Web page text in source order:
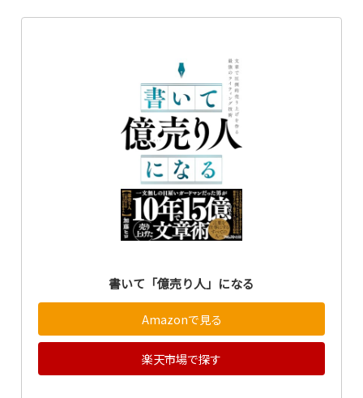
書いて「億売り人」になる
Amazonで見る
楽天市場で探す